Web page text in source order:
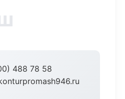
488 78 58